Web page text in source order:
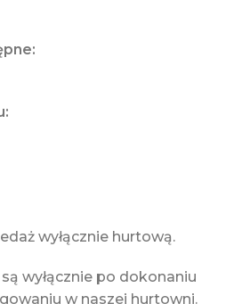
wyłącznie hurtową.
wyłącznie po dokonaniu
w naszej hurtowni.